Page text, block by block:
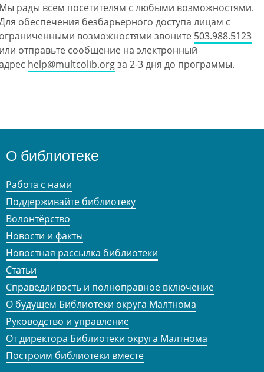
рады всем посетителям с любыми возможностями.
обеспечения безбарьерного доступа лицам с
возможностями звоните 503.988.5123
отправьте сообщение на электронный
help@multcolib.orgза 2-3 дня до программы.
О библиотеке
Работа с нами
Поддерживайте библиотеку
Волонтёрство
Новости и факты
Новостная рассылка библиотеки
Статьи
Справедливость и полноправное включение
О будущем Библиотеки округа Малтнома
Руководство и управление
От директора Библиотеки округа Малтнома
Построим библиотеки вместе